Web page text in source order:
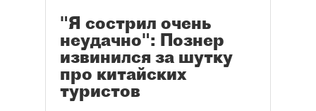
"Я сострил очень
неудачно": Познер
извинился за шутку
про китайских
туристов